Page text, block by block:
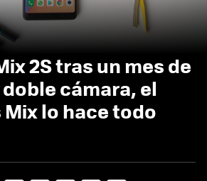
2S tras un mes de
cámara, el
lo hace todo